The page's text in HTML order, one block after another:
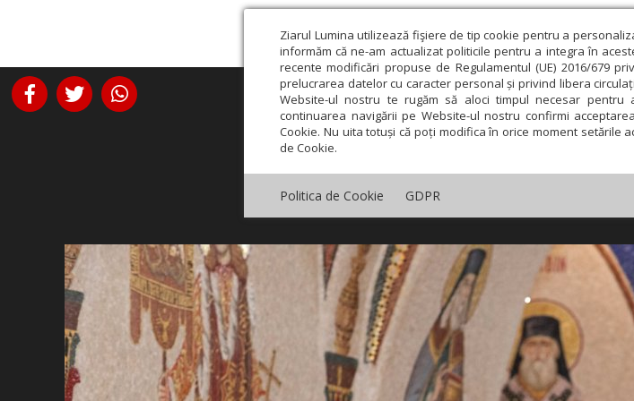
Ziarul Lumina utilizează fişiere de tip cookie pentru a
informăm că ne-am actualizat politicile pentru a integra în
recente modificări propuse de Regulamentul (UE) 2016/679
prelucrarea datelor cu caracter personal și privind libera
Website-ul nostru te rugăm să aloci timpul necesar
continuarea navigării pe Website-ul nostru confirmi
Cookie. Nu uita totuși că poți modifica în orice moment setările
de Cookie.
Politica de Cookie GDPR